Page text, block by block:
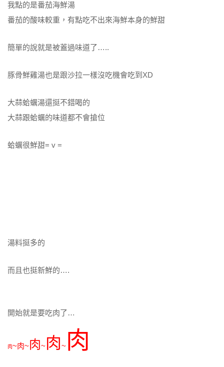
我點的是番茄海鮮湯
番茄的酸味較重，有點吃不出來海鮮本身的鮮甜
簡單的說就是被蓋過味道了…..
豚骨鮮雞湯也是跟沙拉一樣沒吃機會吃到XD
大蒜蛤蠣湯還挺不錯喝的
大蒜跟蛤蠣的味道都不會搶位
蛤蠣很鮮甜= v =
湯料挺多的
而且也挺新鮮的….
開始就是要吃肉了…
肉~肉~肉~ 肉~ 肉